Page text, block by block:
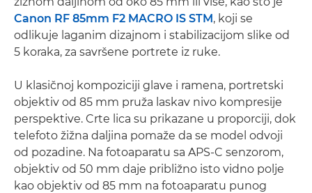
Canon RF 85mm F2 MACRO IS STM, koji se
odlikuje laganim dizajnom i stabilizacijom slike od
5 koraka, za savršene portrete iz ruke.
U klasičnoj kompoziciji glave i ramena, portretski
objektiv od 85 mm pruža laskav nivo kompresije
perspektive. Crte lica su prikazane u proporciji, dok
telefoto žižna daljina pomaže da se model odvoji
od pozadine. Na fotoaparatu sa APS-C senzorom,
objektiv od 50 mm daje približno isto vidno polje
kao objektiv od 85 mm na fotoaparatu punog